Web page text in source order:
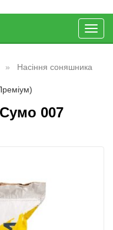
Насіння соняшника
007